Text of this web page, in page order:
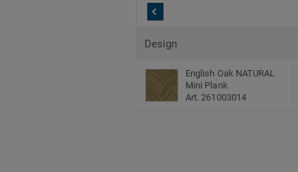
Design
English Oak NATURAL
Mini Plank
Art. 261003014